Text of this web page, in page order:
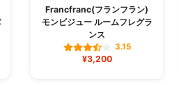
Francfranc(フランフラン)
モンビジュー ルームフレグラ
ンス
3.15
¥3,200